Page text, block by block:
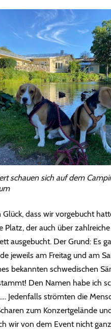
schauen sich auf dem
Glück, dass wir vorgebucht
Platz, der auch über
ausgebucht. Der Grund: Es
jeweils am Freitag und am
bekannten schwedischen
Den Namen habe ich
Jedenfalls strömten die
zum Konzertgelände
wir von dem Event nicht